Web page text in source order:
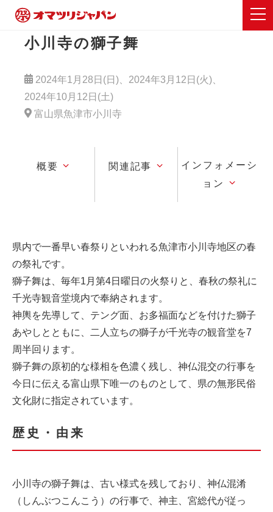
小川寺の獅子舞
2024年1月28日(日)、2024年3月12日(火)、
2024年10月12日(土)
富山県魚津市小川寺
概要 関連記事
インフォメーシ
ョン
県内で一番早い春祭りといわれる魚津市小川寺地区の春
の祭礼です。
獅子舞は、毎年1月第4日曜日の火祭りと、春秋の祭礼に
千光寺観音堂境内で奉納されます。
神輿を先導して、テング面、お多福面などを付けた獅子
あやしとともに、二人立ちの獅子が千光寺の観音堂を7
周半回ります。
獅子舞の原初的な様相を色濃く残し、神仏混交の行事を
今日に伝える富山県下唯一のものとして、県の無形民俗
文化財に指定されています。
歴史・由来
小川寺の獅子舞は、古い様式を残しており、神仏混淆
（しんぶつこんこう）の行事で、神主、宮総代が従っ